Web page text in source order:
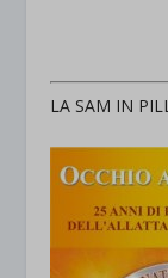
LA SAM IN